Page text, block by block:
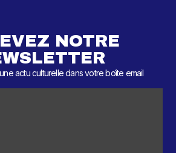
NOTRE
actu culturelle dans votre boîte email